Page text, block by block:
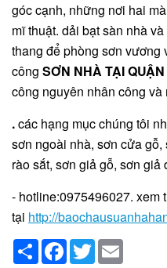
góc cạnh, những nơi hai
mĩ thuật. dải bạt sàn nhà
thang để phòng sơn vương
công SƠN NHÀ TẠI
công nguyên nhân công và
.các hạng mục chúng tôi
sơn ngoài nhà, sơn cửa
rào sắt, sơn giả gỗ, sơn giả
- hotline:0975496027. xem
tại http://
ShareFacebook
Twitter